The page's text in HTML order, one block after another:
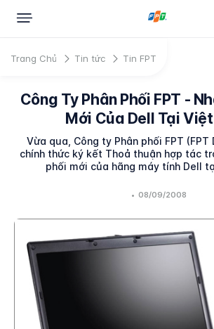
Trang Chủ Tin tức Tin FPT
Công Ty Phân Phối FPT -
Mới Của Dell Tại
Vừa qua, Công ty Phân phối FPT
chính thức ký kết Thoả thuận hợp tác
phối mới của hãng máy tính Dell
• 08/09/2008